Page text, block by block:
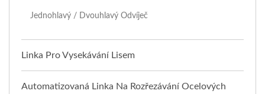
Jednohlavý / Dvouhlavý Odvíječ
Linka Pro Vysekávání Lisem
Automatizovaná Linka Na Rozřezávání Ocelových